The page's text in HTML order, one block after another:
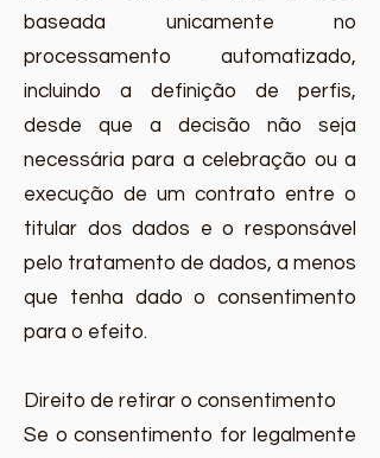
baseada unicamente no
processamento automatizado,
incluindo a definição de perfis,
desde que a decisão não seja
necessária para a celebração ou a
execução de um contrato entre o
titular dos dados e o responsável
pelo tratamento de dados, a menos
que tenha dado o consentimento
para o efeito.
Direito de retirar o consentimento
Se o consentimento for legalmente